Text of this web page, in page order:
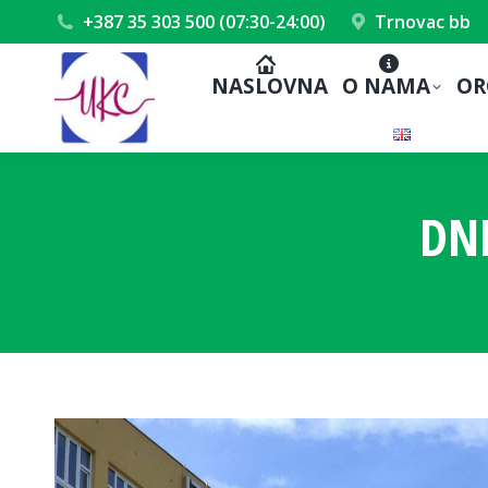
+387 35 303 500 (07:30-24:00) Trnovac bb
NASLOVNA O NAMA